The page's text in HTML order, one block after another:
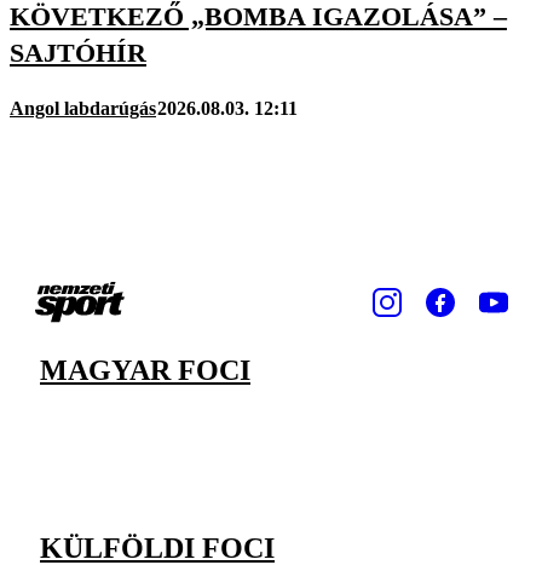
KÖVETKEZŐ „BOMBA IGAZOLÁSA” –
SAJTÓHÍR
Angol labdarúgás2026.08.03. 12:11
MAGYAR FOCI
KÜLFÖLDI FOCI